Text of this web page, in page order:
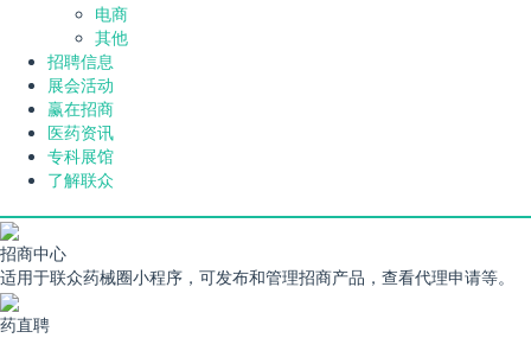
电商
其他
招聘信息
展会活动
赢在招商
医药资讯
专科展馆
了解联众
招商中心
适用于联众药械圈小程序，可发布和管理招商产品，查看代理申请等。
药直聘